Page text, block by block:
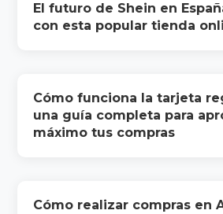
El futuro de Shein en
con esta popular tienda
Cómo funciona la tarjeta
una guía completa para
máximo tus compras
Cómo realizar compras en